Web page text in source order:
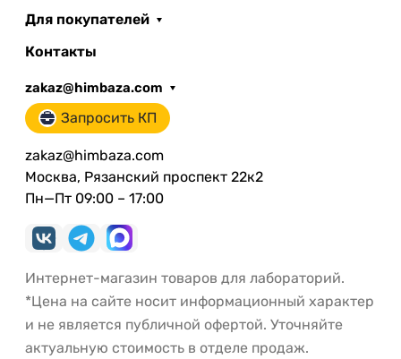
Для покупателей
Контакты
zakaz@himbaza.com
Запросить КП
zakaz@himbaza.com
Москва, Рязанский проспект 22к2
Пн—Пт 09:00 – 17:00
Интернет-магазин товаров для лабораторий.
*Цена на сайте носит информационный характер
и не является публичной офертой. Уточняйте
актуальную стоимость в отделе продаж.